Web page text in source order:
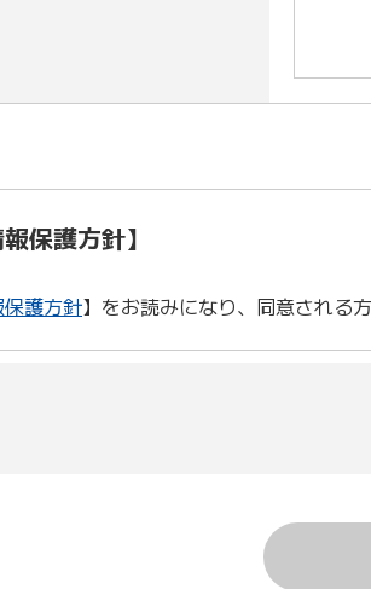
保護方針】
護方針】をお読みになり、同意される